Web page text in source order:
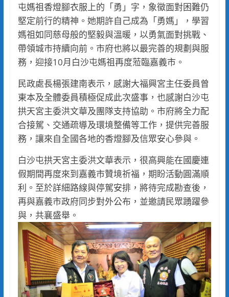
屯媽祖香燈腳衣服上的「勇」字，象徵面對困難仍
堅定前行的精神。她期許自己成為「勇媽」，學習
媽祖如同慈母般的堅毅與溫暖，以勇氣面對挑戰、
帶領城市持續向前。市府也將以最完善的規劃與服
務，迎接10月白沙屯媽祖再度蒞臨嘉義市。
民政處長楊張建南表示，感謝大福興宮主任委員曾
東本及全體委員積極促成此次盛事，也感謝白沙屯
拱天宮主委洪文華及團隊支持協助。市府將全力配
合接駕、交通疏導及環境整備等工作，提供完善服
務，讓來自全國各地的香燈腳及信眾安心參與。
白沙屯拱天宮主委洪文華表示，很高興能在國慶連
假期間再度來到嘉義市贊境祈福，期盼活動圓滿順
利。至於詳細路線與停駕安排，將待完成勘查後，
再與嘉義市政府同步對外公布，並邀請民眾踴躍參
與，共襄盛舉。